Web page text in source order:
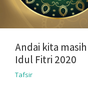
Andai kita
Idul Fitri 2020
Tafsir